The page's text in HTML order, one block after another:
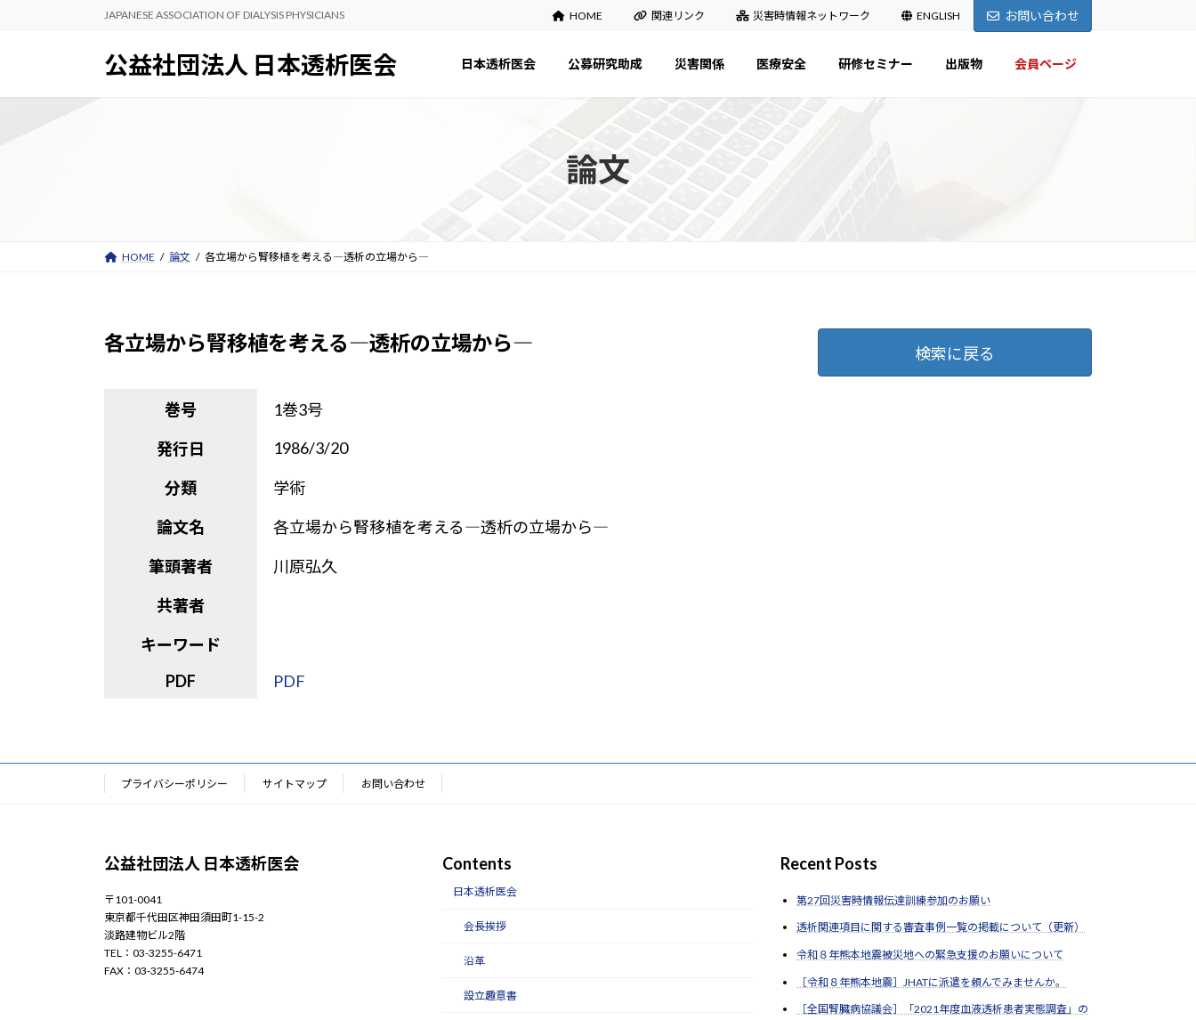
JAPANESE ASSOCIATION OF DIALYSIS PHYSICIANS HOME 関連リンク 災害時情報ネットワーク ENGLISH お問い合わせ
公益社団法人 日本透析医会 日本透析医会 公募研究助成 災害関係 医療安全 研修セミナー 出版物 会員ページ
論文
HOME 論文 各立場から腎移植を考える―透析の立場から―
各立場から腎移植を考える―透析の立場から―
巻号
1巻3号
発行日
1986/3/20
分類
学術
論文名
各立場から腎移植を考える―透析の立場から―
筆頭著者
川原弘久
共著者
キーワード
PDF
PDF
検索に戻る
プライバシーポリシー サイトマップ お問い合わせ
公益社団法人 日本透析医会
〒101-0041
東京都千代田区神田須田町1-15-2
淡路建物ビル2階
TEL：03-3255-6471
FAX：03-3255-6474
Contents
日本透析医会
会長挨拶
沿革
設立趣意書
Recent Posts
第27回災害時情報伝達訓練参加のお願い
透析関連項目に関する審査事例一覧の掲載について（更新）
令和８年熊本地震被災地への緊急支援のお願いについて
［令和８年熊本地震］JHATに派遣を頼んでみませんか。
［全国腎臓病協議会］「2021年度血液透析患者実態調査」の